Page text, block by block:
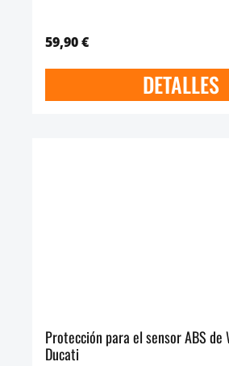
59,90 €
DETALLES
Protección para el sensor ABS de
Ducati